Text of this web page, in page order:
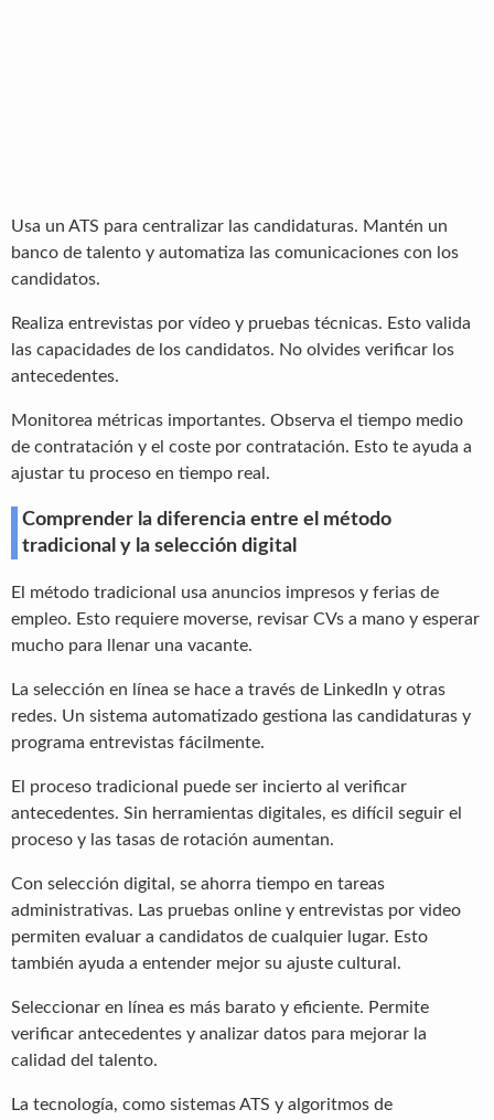
Usa un ATS para centralizar las candidaturas. Mantén un
banco de talento y automatiza las comunicaciones con los
candidatos.
Realiza entrevistas por vídeo y pruebas técnicas. Esto valida
las capacidades de los candidatos. No olvides verificar los
antecedentes.
Monitorea métricas importantes. Observa el tiempo medio
de contratación y el coste por contratación. Esto te ayuda a
ajustar tu proceso en tiempo real.
Comprender la diferencia entre el método
tradicional y la selección digital
El método tradicional usa anuncios impresos y ferias de
empleo. Esto requiere moverse, revisar CVs a mano y esperar
mucho para llenar una vacante.
La selección en línea se hace a través de LinkedIn y otras
redes. Un sistema automatizado gestiona las candidaturas y
programa entrevistas fácilmente.
El proceso tradicional puede ser incierto al verificar
antecedentes. Sin herramientas digitales, es difícil seguir el
proceso y las tasas de rotación aumentan.
Con selección digital, se ahorra tiempo en tareas
administrativas. Las pruebas online y entrevistas por video
permiten evaluar a candidatos de cualquier lugar. Esto
también ayuda a entender mejor su ajuste cultural.
Seleccionar en línea es más barato y eficiente. Permite
verificar antecedentes y analizar datos para mejorar la
calidad del talento.
La tecnología, como sistemas ATS y algoritmos de